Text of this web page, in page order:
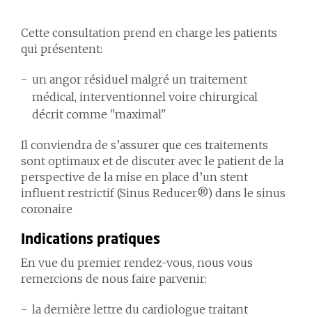
Cette consultation prend en charge les patients
qui présentent:
un angor résiduel malgré un traitement
médical, interventionnel voire chirurgical
décrit comme "maximal"
Il conviendra de s’assurer que ces traitements
sont optimaux et de discuter avec le patient de la
perspective de la mise en place d’un stent
influent restrictif (Sinus Reducer®) dans le sinus
coronaire
Indications pratiques
En vue du premier rendez-vous, nous vous
remercions de nous faire parvenir:
la dernière lettre du cardiologue traitant